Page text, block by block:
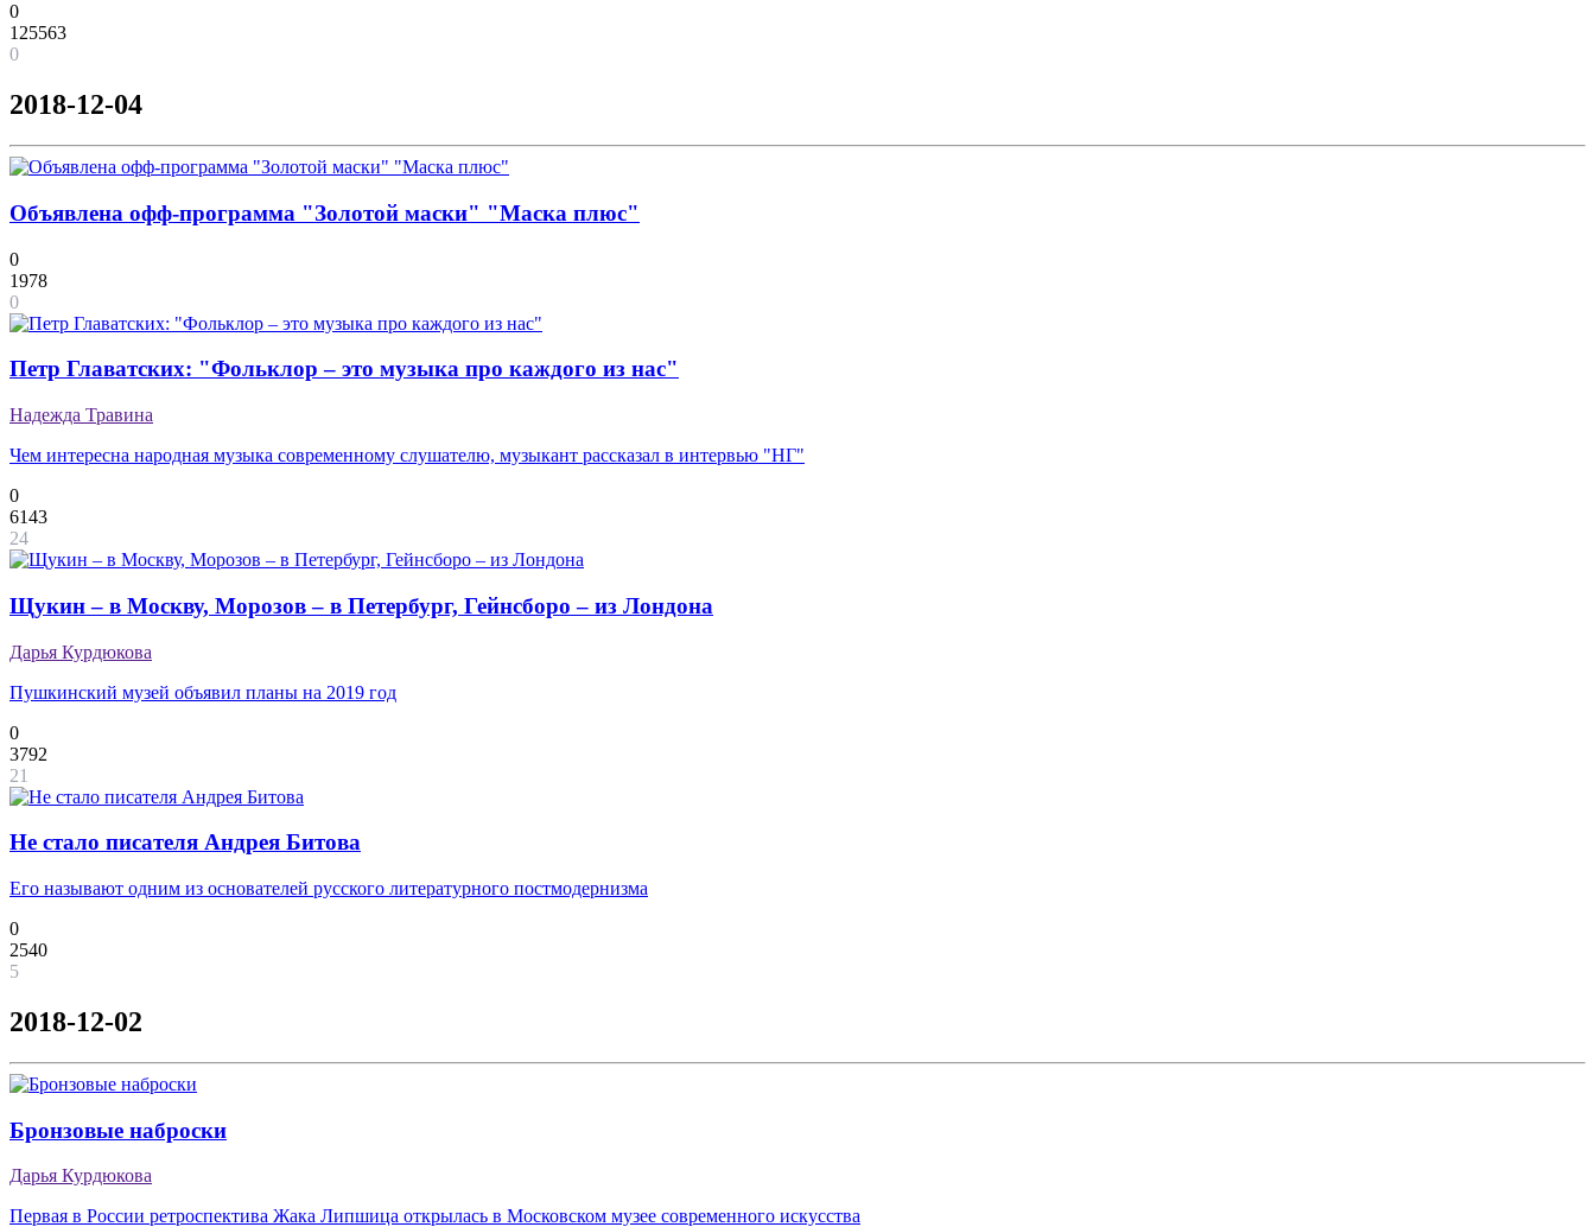
0
125563
0
2018-12-04
Объявлена офф-программа "Золотой маски" "Маска плюс"
0
1978
0
Петр Главатских: "Фольклор – это музыка про каждого из нас"
Надежда Травина
Чем интересна народная музыка современному слушателю, музыкант рассказал в интервью "НГ"
0
6143
24
Щукин – в Москву, Морозов – в Петербург, Гейнсборо – из Лондона
Дарья Курдюкова
Пушкинский музей объявил планы на 2019 год
0
3792
21
Не стало писателя Андрея Битова
Его называют одним из основателей русского литературного постмодернизма
0
2540
5
2018-12-02
Бронзовые наброски
Дарья Курдюкова
Первая в России ретроспектива Жака Липшица открылась в Московском музее современного искусства